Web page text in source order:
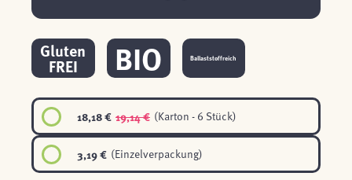
Gluten
FREI BIO Ballaststoffreich
18,18 € 19,14 € (Karton - 6 Stück)
3,19 € (Einzelverpackung)